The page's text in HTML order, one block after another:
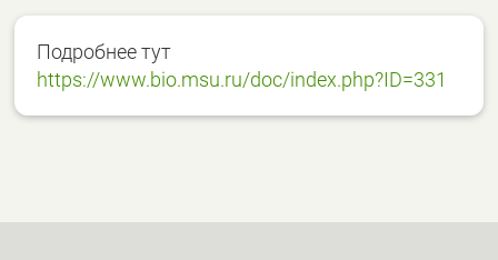
Подробнее тут
https://www.bio.msu.ru/doc/index.php?ID=331